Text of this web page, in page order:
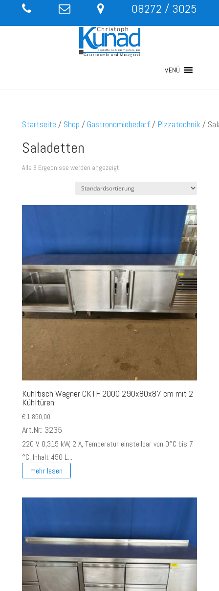
08272 / 3025
MENÜ
Startseite / Shop /Gastronomiebedarf / Pizzatechnik /
Saladetten
Alle 8 Ergebnisse werden angezeigt
Kühltisch Wagner CKTF 2000 290x80x87 cm mit 2
Kühltüren
€1.850,00
Art.Nr.: 3235
220 V, 0,315 kW, 2 A, Temperatur einstellbar von 0°C bis 7
°C, Inhalt 450 L...
mehr lesen